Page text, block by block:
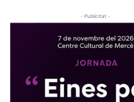
- Publicitat -